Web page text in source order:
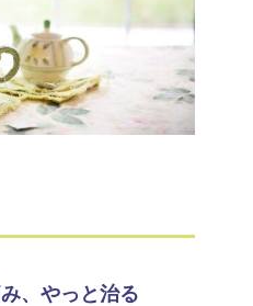
、やっと治る